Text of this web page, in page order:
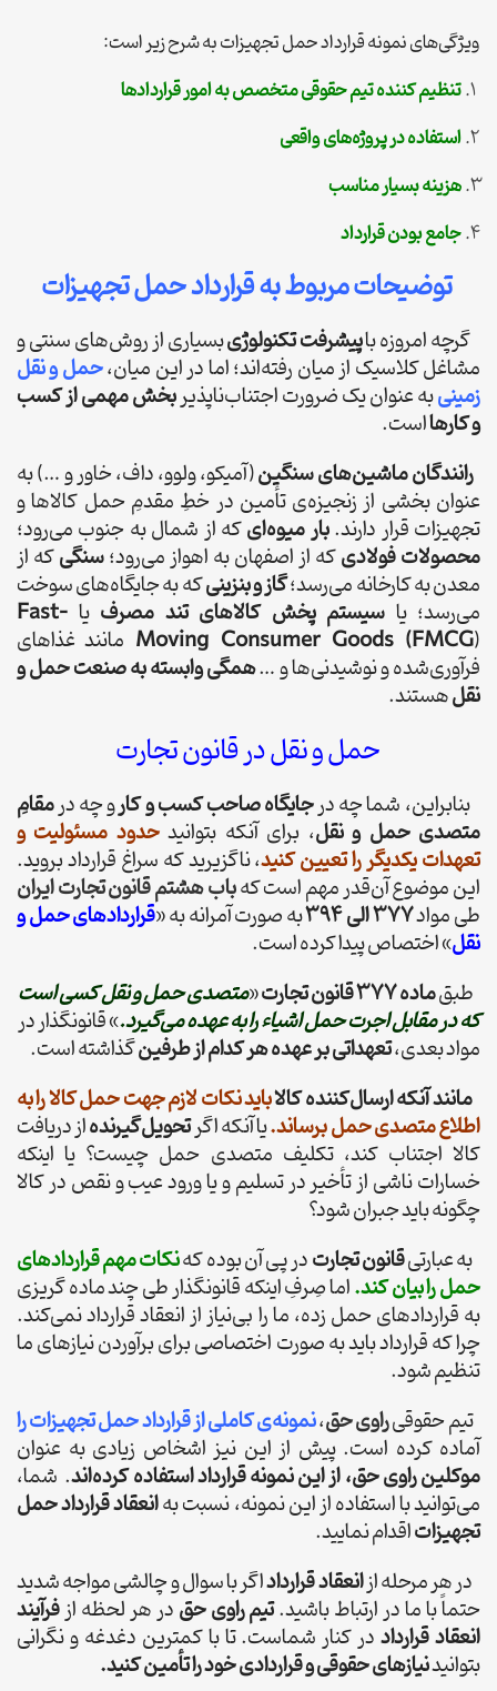
ویژگی‌های نمونه قرارداد حمل تجهیزات به شرح زیر است:
تنظیم کننده تیم حقوقی متخصص به امور قراردادها
استفاده در پروژه‌های واقعی
هزینه بسیار مناسب
جامع بودن قرارداد
توضیحات مربوط به قرارداد حمل تجهیزات
گرچه امروزه باپیشرفت تکنولوژیبسیاری از روش‌های سنتی و
مشاغل کلاسیک از میان رفته‌اند؛ اما در این میان،حمل و نقل
زمینیبه عنوان یک ضرورت اجتناب‌ناپذیربخش مهمی از کسب
و کارهااست.
رانندگان ماشین‌های سنگین(آمیکو، ولوو، داف، خاور و …) به
عنوان بخشی از زنجیزه‌ی تأمین در خطِ مقدمِ حمل کالاها و
تجهیزات قرار دارند.بار میوه‌ایکه از شمال به جنوب می‌رود؛
محصولات فولادیکه از اصفهان به اهواز می‌رود؛سنگیکه از
معدن به کارخانه می‌رسد؛گاز و بنزینیکه به جایگاه‌های سوخت
می‌رسد؛ یا سیستم پخش کالاهای تند مصرف یا Fast-
Moving Consumer Goods (FMCG ) مانند غذاهای
فرآوری‌شده و نوشیدنی‌ها و …همگی وابسته به صنعت حمل و
نقلهستند.
حمل و نقل در قانون تجارت
بنابراین، شما چه درجایگاه صاحب کسب و کارو چه درمقامِ
متصدی حمل و نقل، برای آنکه بتوانیدحدود مسئولیت و
تعهدات یکدیگر را تعیین کنید، ناگزیرید که سراغ قرارداد بروید.
این موضوع آن‌قدر مهم است کهباب هشتم قانون تجارت ایران
طی مواد377 الی 394 به صورت آمرانه به «قراردادهای حمل و
نقل» اختصاص پیدا کرده است.
طبقماده 377 قانون تجارت «متصدی حمل و نقل کسی است
که در مقابل اجرت حمل اشیاء را به عهده می‌گیرد.» قانونگذار در
مواد بعدی،تعهداتی بر عهده هر کدام از طرفینگذاشته است.
مانند آنکهارسال‌کننده کالاباید نکات لازم جهت حمل کالا را به
اطلاع متصدی حمل برساند.یا آنکه اگرتحویل‌گیرندهاز دریافت
کالا اجتناب کند، تکلیف متصدی حمل چیست؟ یا اینکه
خسارات ناشی از تأخیر در تسلیم و یا ورود عیب و نقص در کالا
چگونه باید جبران شود؟
به عبارتیقانون تجارتدر پی آن بوده کهنکات مهم قراردادهای
حمل را بیان کند.اما صِرفِ اینکه قانونگذار طی چند ماده گریزی
به قراردادهای حمل زده، ما را بی‌نیاز از انعقاد قرارداد نمی‌کند.
چرا که قرارداد باید به صورت اختصاصی برای برآوردن نیازهای ما
تنظیم شود.
تیم حقوقیراوی حق،نمونه‌ی کاملی از قرارداد حمل تجهیزات را
آماده کرده‌ است. پیش از این نیز اشخاص زیادی به عنوان
موکلین راوی حق، از این نمونه قرارداد استفاده کرده‌اند. شما،
می‌توانید با استفاده از این نمونه، نسبت بهانعقاد قرارداد حمل
تجهیزاتاقدام نمایید.
در هر مرحله ازانعقاد قرارداداگر با سوال و چالشی مواجه شدید
حتماً با ما در ارتباط باشید.تیم راوی حق در هر لحظه از فرآیند
انعقاد قرارداددر کنار شماست. تا با کمترین دغدغه و نگرانی
بتوانیدنیازهای حقوقی و قراردادی خود را تأمین کنید.